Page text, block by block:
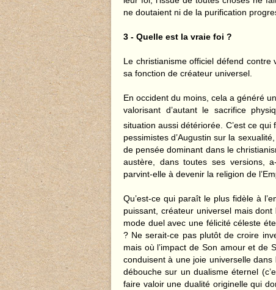
ne doutaient ni de la purification
3 - Quelle est la vraie foi ?
Le christianisme officiel défend
sa fonction de créateur universel.
En occident du moins, cela a généré
valorisant d’autant le sacrifice
situation aussi détériorée. C’est ce qui
pessimistes d’Augustin sur la
de pensée dominant dans le
austère, dans toutes ses versions,
parvint-elle à devenir la religion de
Qu’est-ce qui paraît le plus fidèle à
puissant, créateur universel mais
mode duel avec une félicité céleste
? Ne serait-ce pas plutôt de croire
mais où l’impact de Son amour et de
conduisent à une joie universelle
débouche sur un dualisme éternel
faire valoir une dualité originelle qui